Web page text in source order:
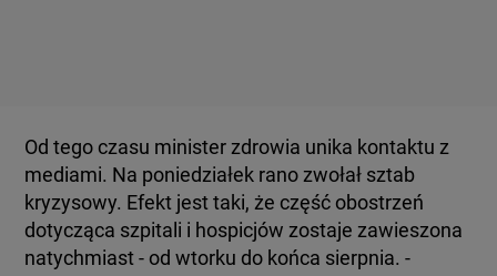
Od tego czasu minister zdrowia unika kontaktu z
mediami. Na poniedziałek rano zwołał sztab
kryzysowy. Efekt jest taki, że część obostrzeń
dotycząca szpitali i hospicjów zostaje zawieszona
natychmiast - od wtorku do końca sierpnia. -